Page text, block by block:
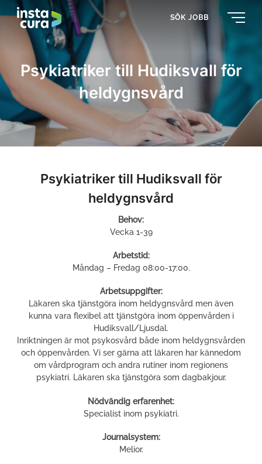
SÖK JOBB
Psykiatriker till Hudiksvall för
heldygnsvård
Psykiatriker till Hudiksvall för
heldygnsvård
Behov:
Vecka 1-39
Arbetstid:
Måndag – Fredag 08:00-17:00.
Arbetsuppgifter:
Läkaren ska tjänstgöra inom heldygnsvård men även
kunna vara flexibel att tjänstgöra inom öppenvården i
Hudiksvall/Ljusdal.
Inriktningen är mot psykosvård både inom heldygnsvården
och öppenvården. Vi ser gärna att läkaren har kännedom
om vårdprogram och andra rutiner inom regionens
psykiatri. Läkaren ska tjänstgöra som dagbakjour.
Nödvändig erfarenhet:
Specialist inom psykiatri.
Journalsystem:
Melior.